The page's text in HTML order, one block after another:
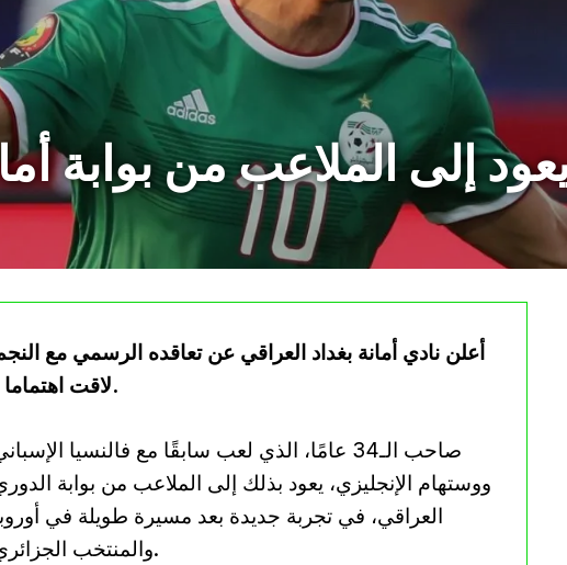
إلى الملاعب من بوابة
أعلن نادي أمانة بغداد العراقي عن تعاقده الرسمي مع
لاقت اهتماما واسعًا داخل الأوساط الكروية العراقية.
صاحب الـ34 عامًا، الذي لعب سابقًا مع فالنسيا
ووستهام الإنجليزي، يعود بذلك إلى الملاعب من بوابة
العراقي، في تجربة جديدة بعد مسيرة طويلة في
والمنتخب الجزائري.